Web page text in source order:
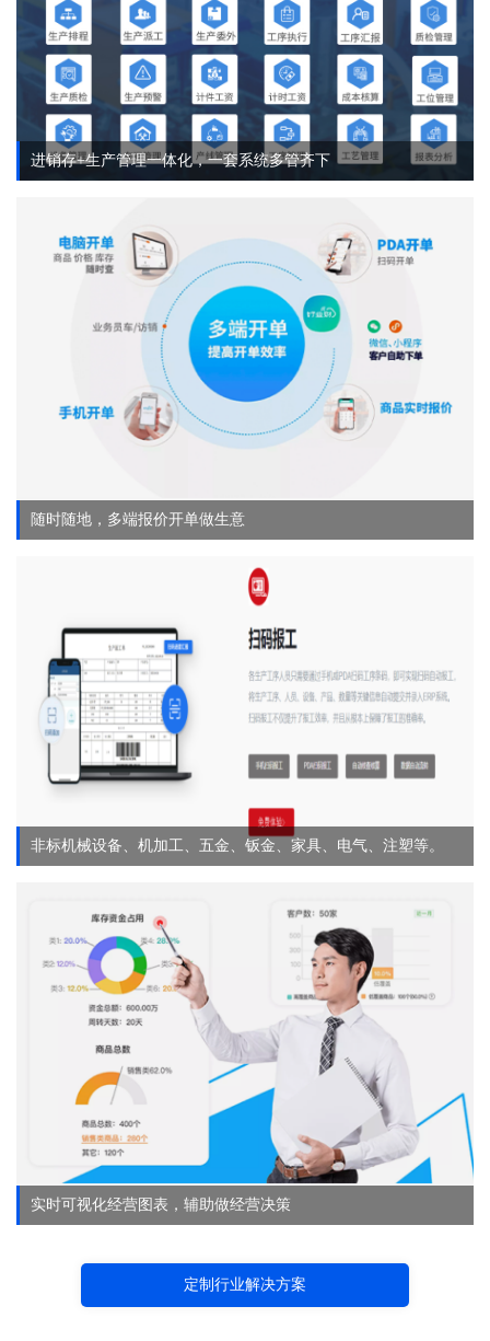
进销存+生产管理一体化，一套系统多管齐下
随时随地，多端报价开单做生意
非标机械设备、机加工、五金、钣金、家具、电气、注塑等。
实时可视化经营图表，辅助做经营决策
定制行业解决方案